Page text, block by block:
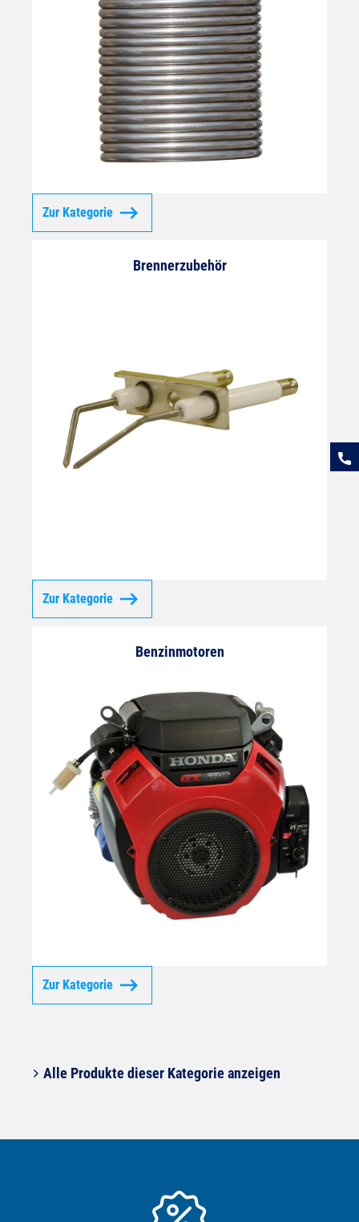
Zur Kategorie
Brennerzubehör
Zur Kategorie
Benzinmotoren
Zur Kategorie
Alle Produkte dieser Kategorie anzeigen